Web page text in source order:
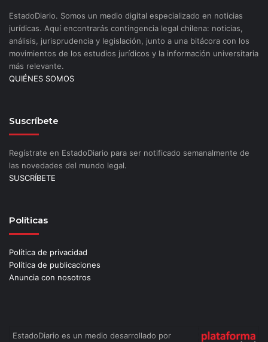
EstadoDiario. Somos un medio digital especializado en noticias
jurídicas. Aquí encontrarás contingencia legal chilena: noticias,
análisis, jurisprudencia y legislación, junto a una bitácora con los
movimientos de los estudios jurídicos y la información universitaria
más relevante.
QUIÉNES SOMOS
Suscríbete
Regístrate en EstadoDiario para ser notificado semanalmente de
las novedades del mundo legal.
SUSCRÍBETE
Políticas
Política de privacidad
Política de publicaciones
Anuncia con nosotros
EstadoDiario es un medio desarrollado por